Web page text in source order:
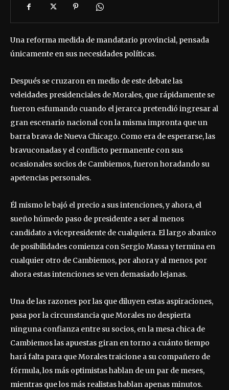
Una reforma medida de mandatario provincial, pensada
únicamente en sus necesidades políticas.
Después se cruzaron en medio de este debate las
veleidades presidenciales de Morales, que rápidamente se
fueron esfumando cuando el jerarca pretendió ingresar al
gran escenario nacional con la misma impronta que un
barra brava de Nueva Chicago. Como era de esperarse, las
bravuconadas y el conflicto permanente con sus
ocasionales socios de Cambiemos, fueron horadando su
apetencias personales.
Él mismo le bajó el precio a sus intenciones, y ahora, el
sueño húmedo paso de presidente a ser al menos
candidato a vicepresidente de cualquiera. El largo abanico
de posibilidades comienza con Sergio Massa y termina en
cualquier otro de Cambiemos, por ahora y al menos por
ahora estas intenciones se ven demasiado lejanas.
Una de las razones por las que diluyen estas aspiraciones,
pasa por la circunstancia que Morales no despierta
ninguna confianza entre su socios, en la mesa chica de
Cambiemos las apuestas giran en torno a cuánto tiempo
hará falta para que Morales traicione a su compañero de
fórmula, los más optimistas hablan de un par de meses,
mientras que los más realistas hablan apenas minutos.